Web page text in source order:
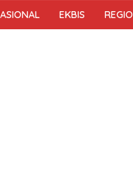
EKBIS